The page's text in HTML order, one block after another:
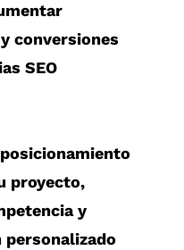
conversiones
SEO
proyecto,
y
personalizado